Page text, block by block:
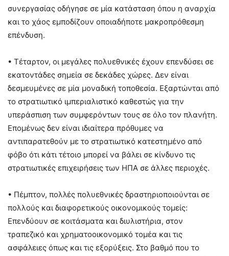
συνεργασίας οδήγησε σε μία κατάσταση όπου η αναρχία
και το χάος εμποδίζουν οποιαδήποτε μακροπρόθεσμη
επένδυση.
• Τέταρτον, οι μεγάλες πολυεθνικές έχουν επενδύσει σε
εκατοντάδες σημεία σε δεκάδες χώρες. Δεν είναι
δεσμευμένες σε μία μοναδική τοποθεσία. Εξαρτώνται από
το στρατιωτικό ιμπεριαλιστικό καθεστώς για την
υπεράσπιση των συμφερόντων τους σε όλο τον πλανήτη.
Επομένως δεν είναι ιδιαίτερα πρόθυμες να
αντιπαρατεθούν με το στρατιωτικό κατεστημένο από
φόβο ότι κάτι τέτοιο μπορεί να βάλει σε κίνδυνο τις
στρατιωτικές επιχειρήσεις των ΗΠΑ σε άλλες περιοχές.
• Πέμπτον, πολλές πολυεθνικές δραστηριοποιούνται σε
πολλούς και διαφορετικούς οικονομικούς τομείς:
Επενδύουν σε κοιτάσματα και διυλιστήρια, στον
τραπεζικό και χρηματοοικονομικό τομέα και τις
ασφάλειες όπως και τις εξορύξεις. Στο βαθμό που το